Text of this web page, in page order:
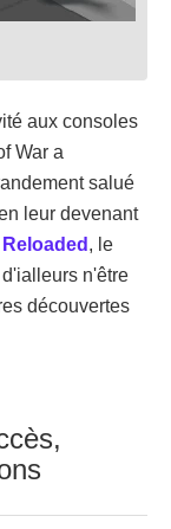
aux consoles
War a
salué
leur devenant
, le
n'être
découvertes